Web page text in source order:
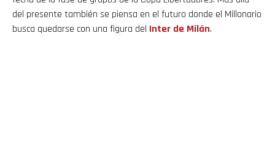
del presente también se piensa en el futuro donde el Millonario
busca quedarse con una figura del Inter de Milán.